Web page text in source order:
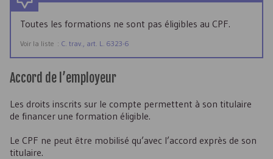
Toutes les formations ne sont pas éligibles au CPF.
Voir la liste : C. trav., art. L. 6323-6
Accord de l’employeur
Les droits inscrits sur le compte permettent à son titulaire
de financer une formation éligible.
Le CPF ne peut être mobilisé qu’avec l’accord exprès de son
titulaire.